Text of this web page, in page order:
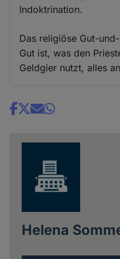
Indoktrination.
Das religiöse Gut-
Gut ist, was den
Geldgier nutzt, alles
Share
Helena